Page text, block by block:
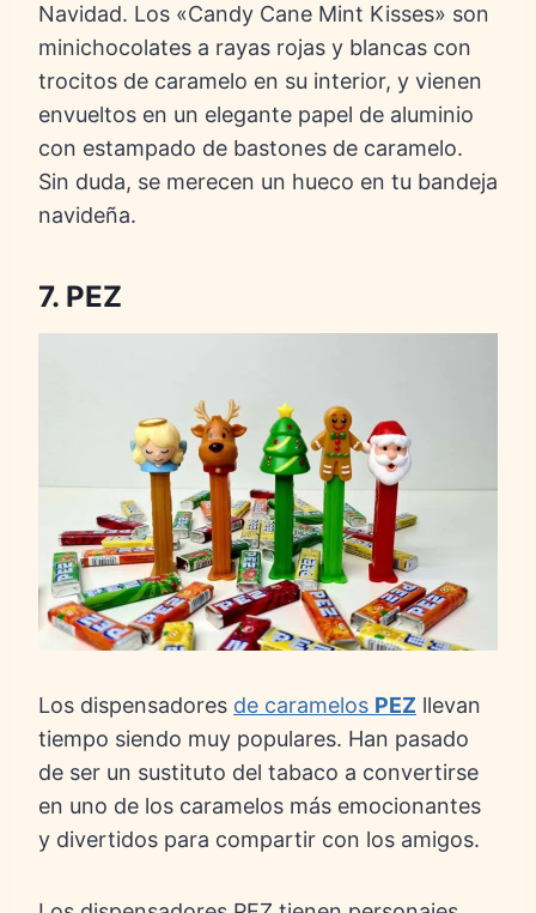
Navidad. Los «Candy Cane Mint Kisses» son
minichocolates a rayas rojas y blancas con
trocitos de caramelo en su interior, y vienen
envueltos en un elegante papel de aluminio
con estampado de bastones de caramelo.
Sin duda, se merecen un hueco en tu bandeja
navideña.
7. PEZ
Los dispensadores de caramelos PEZ llevan
tiempo siendo muy populares. Han pasado
de ser un sustituto del tabaco a convertirse
en uno de los caramelos más emocionantes
y divertidos para compartir con los amigos.